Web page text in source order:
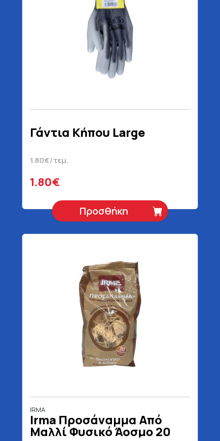
Γάντια Κήπου Large
1.80€/τεμ.
1.80€
Προσθήκη
IRMA
Irma Προσάναμμα Από
Μαλλί Φυσικό Άοσμο 20